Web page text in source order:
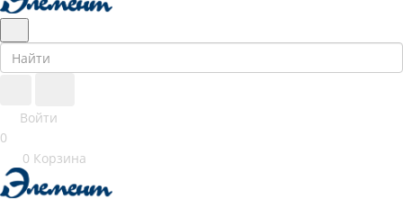
Войти
0
0 Корзина